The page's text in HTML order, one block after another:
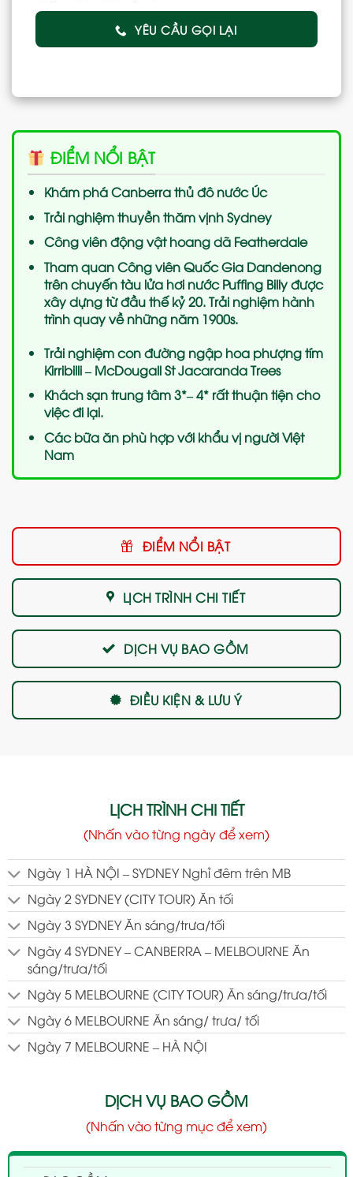
YÊU CẦU GỌI LẠI
ĐIỂM NỔI BẬT
Khám phá Canberra thủ đô nước Úc
Trải nghiệm thuyền thăm vịnh Sydney
Công viên động vật hoang dã Featherdale
Tham quan Công viên Quốc Gia Dandenong
trên chuyến tàu lửa hơi nước Puffing Billy được
xây dựng từ đầu thế kỷ 20. Trải nghiệm hành
trình quay về những năm 1900s.
Trải nghiệm con đường ngập hoa phượng tím
Kirribilli – McDougall St Jacaranda Trees
Khách sạn trung tâm 3*– 4* rất thuận tiện cho
việc đi lại.
Các bữa ăn phù hợp với khẩu vị người Việt
Nam
LỊCH TRÌNH CHI TIẾT
(Nhấn vào từng ngày để xem)
Ngày 1 HÀ NỘI – SYDNEY Nghỉ đêm trên MB
Ngày 2 SYDNEY (CITY TOUR) Ăn tối
Ngày 3 SYDNEY Ăn sáng/trưa/tối
Ngày 4 SYDNEY – CANBERRA – MELBOURNE Ăn
sáng/trưa/tối
Ngày 5 MELBOURNE (CITY TOUR) Ăn sáng/trưa/tối
Ngày 6 MELBOURNE Ăn sáng/ trưa/ tối
Ngày 7 MELBOURNE – HÀ NỘI
DỊCH VỤ BAO GỒM
(Nhấn vào từng mục để xem)
ĐIỂM NỔI BẬT
LỊCH TRÌNH CHI TIẾT
DỊCH VỤ BAO GỒM
ĐIỀU KIỆN & LƯU Ý